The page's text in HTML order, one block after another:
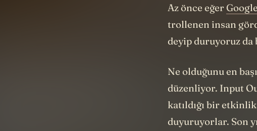
Az önce eğer Google
trollenen insan
deyip duruyoruz
Ne olduğunu en
düzenliyor. Input
katıldığı bir
duyuruyorlar. Son